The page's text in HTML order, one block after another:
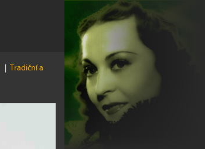
| Tradiční a